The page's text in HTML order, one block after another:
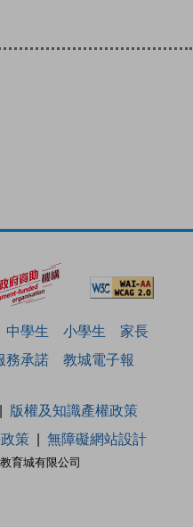
中學生 小學生
家長
務承諾 教城電子報
育城有限公司
版權及知識產權政策
策 無障礙網站設計